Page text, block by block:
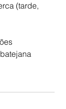
(tarde,